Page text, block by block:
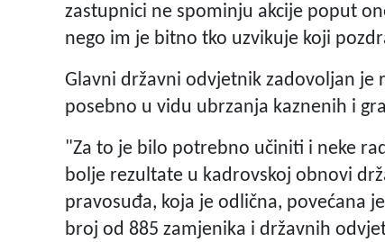
zastupnici ne spominju akcije poput
nego im je bitno tko uzvikuje koji
Glavni državni odvjetnik zadovoljan
posebno u vidu ubrzanja kaznenih i
"Za to je bilo potrebno učiniti i neke
bolje rezultate u kadrovskoj obnovi
pravosuđa, koja je odlična, povećana
broj od 885 zamjenika i državnih